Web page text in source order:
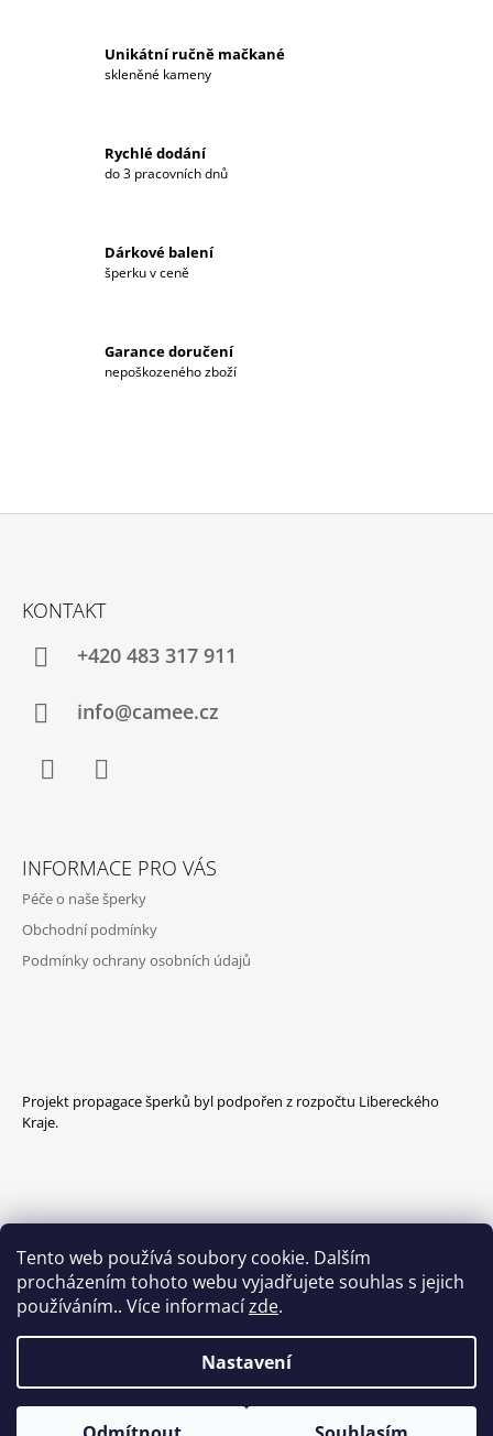
Tento web používá soubory cookie. Dalším
procházením tohoto webu vyjadřujete souhlas s jejich
používáním.. Více informacízde.
Nastavení
C
Í
Unikátní ručně mačkané
skleněné kameny
Rychlé dodání
do 3 pracovních dnů
Dárkové balení
šperku v ceně
Garance doručení
nepoškozeného zboží
KONTAKT
+420 483 317 911
info@camee.cz
INFORMACE PRO VÁS
Péče o naše šperky
Obchodní podmínky
Podmínky ochrany osobních údajů
Projekt propagace šperků byl podpořen z rozpočtu Libereckého
Kraje.
© 2026 CAMÉE. Všechna práva vyhrazena.